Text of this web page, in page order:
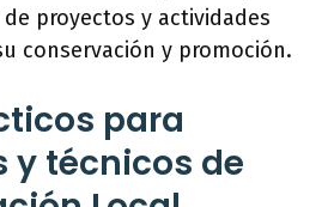
proyectos y actividades
conservación y promoción.
para
y técnicos de